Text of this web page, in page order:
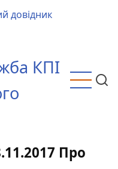
довідник
КПІ
Про